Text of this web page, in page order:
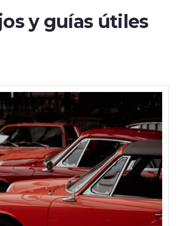
y guías útiles